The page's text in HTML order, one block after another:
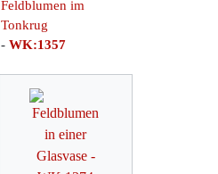
Feldblumen im
Tonkrug
- WK:1357